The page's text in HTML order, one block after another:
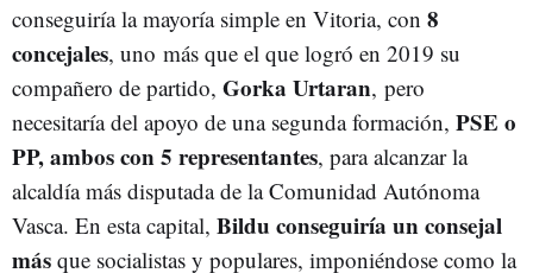
conseguiría la mayoría simple en Vitoria, con 8
concejales, uno más que el que logró en 2019 su
compañero de partido, Gorka Urtaran, pero
necesitaría del apoyo de una segunda formación, PSE o
PP, ambos con 5 representantes, para alcanzar la
alcaldía más disputada de la Comunidad Autónoma
Vasca. En esta capital, Bildu conseguiría un consejal
más que socialistas y populares, imponiéndose como la